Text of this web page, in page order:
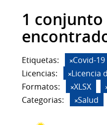
1
Etiquetas: Covid-19
Licencias:
Licencia
Formatos:
XLSX
Categorias:
Salud